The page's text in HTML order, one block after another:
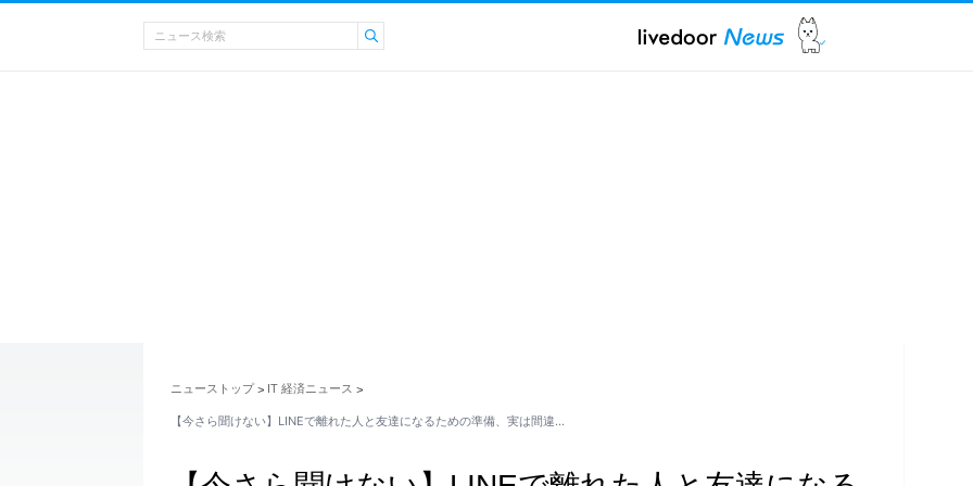
ニューストップ > IT 経済ニュース >
【今さら聞けない】LINEで離れた人と友達になるための準備、実は間違…